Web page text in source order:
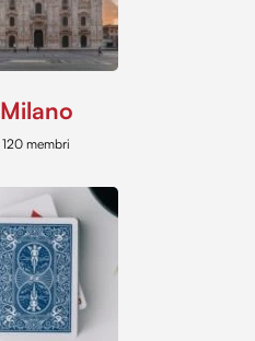
Milano
120 membri